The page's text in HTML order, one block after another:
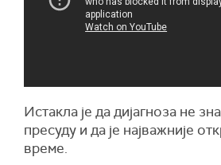
Истакла је да дијагноза не
пресуду и да је најважније
време.